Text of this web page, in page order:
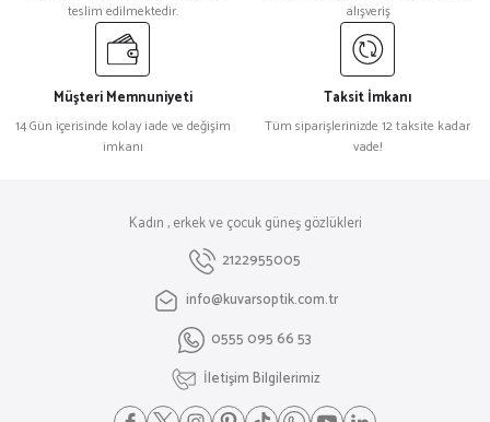
teslim edilmektedir.
alışveriş
Müşteri Memnuniyeti
14 Gün içerisinde kolay iade ve değişim
imkanı
Taksit İmkanı
Tüm siparişlerinizde 12 taksite kadar
vade!
Kadın , erkek ve çocuk güneş gözlükleri
2122955005
info@kuvarsoptik.com.tr
0555 095 66 53
İletişim Bilgilerimiz